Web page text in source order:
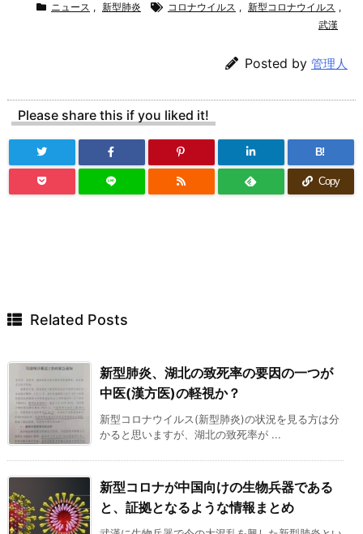
ニュース , 新型肺炎 コロナウイルス , 新型コロナウイルス ,
武漢
Posted by 管理人
Please share this if you liked it!
B!
Copy
Related Posts
新型肺炎、湖北の致死率の要因の一つが
中医(漢方医)の軽視か？
新型コロナウイルス(新型肺炎)の状況を見る方は分
かると思いますが、湖北の致死率が ...
新型コロナが中国向けの生物兵器である
と、証拠となるような情報まとめ